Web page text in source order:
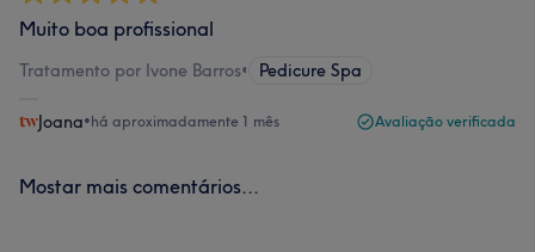
Muito boa profissional
Tratamento por Ivone Barros• Pedicure Spa
Joana•há aproximadamente 1 mês Avaliação verificada
Mostar mais comentários...